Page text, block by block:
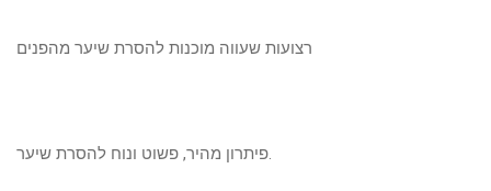
רצועות שעווה מוכנות להסרת שיער מהפנים